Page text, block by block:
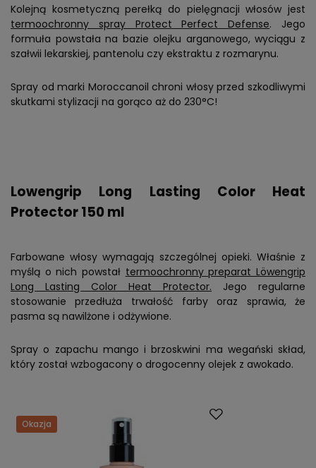
Kolejną kosmetyczną perełką do pielęgnacji włosów jest
termoochronny spray Protect Perfect Defense. Jego
formuła powstała na bazie olejku arganowego, wyciągu z
szałwii lekarskiej, pantenolu czy ekstraktu z rozmarynu.
Spray od marki Moroccanoil chroni włosy przed szkodliwymi
skutkami stylizacji na gorąco aż do 230°C!
Lowengrip Long Lasting Color Heat
Protector 150 ml
Farbowane włosy wymagają szczególnej opieki. Właśnie z
myślą o nich powstał termoochronny preparat Löwengrip
Long Lasting Color Heat Protector. Jego regularne
stosowanie przedłuża trwałość farby oraz sprawia, że
pasma są nawilżone i odżywione.
Spray o zapachu mango i brzoskwini ma wegański skład,
który został wzbogacony o drogocenny olejek z awokado.
Okazja